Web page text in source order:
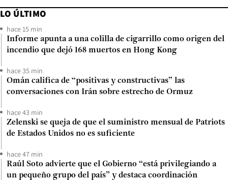
LO ÚLTIMO
hace 15 min
Informe apunta a una colilla de cigarrillo como origen del
incendio que dejó 168 muertos en Hong Kong
hace 35 min
Omán califica de “positivas y constructivas” las
conversaciones con Irán sobre estrecho de Ormuz
hace 43 min
Zelenski se queja de que el suministro mensual de Patriots
de Estados Unidos no es suficiente
hace 47 min
Raúl Soto advierte que el Gobierno “está privilegiando a
un pequeño grupo del país” y destaca coordinación